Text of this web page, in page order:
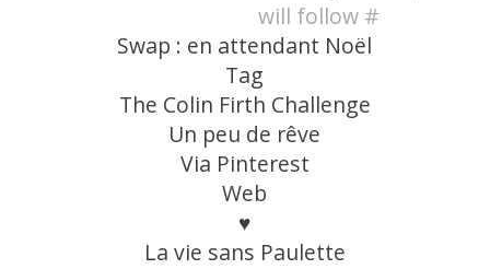
will follow #
Swap : en attendant Noël
Tag
The Colin Firth Challenge
Un peu de rêve
Via Pinterest
Web
♥
La vie sans Paulette